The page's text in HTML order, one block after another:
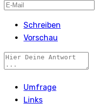
Schreiben
Vorschau
Umfrage
Links